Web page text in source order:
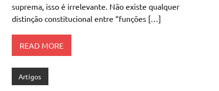
suprema, isso é irrelevante. Não existe qualquer
distinção constitucional entre “funções […]
READ MORE
Artigos